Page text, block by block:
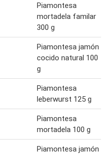
Piamontesa
mortadela familar
300 g
Piamontesa jamón
cocido natural 100
g
Piamontesa
leberwurst 125 g
Piamontesa
mortadela 100 g
Piamontesa jamón